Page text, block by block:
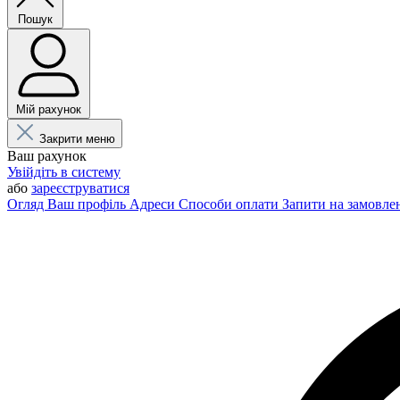
Пошук
Мій рахунок
Закрити меню
Ваш рахунок
Увійдіть в систему
або зареєструватися
Огляд Ваш профіль Адреси Способи оплати Запити на